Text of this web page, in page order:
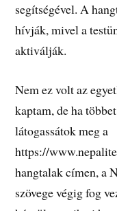
segítségével. A
hívják, mivel a
aktiválják.
Nem ez volt az
kaptam, de ha
látogassátok meg a
https://
hangtalak címen, a
szövege végig fog